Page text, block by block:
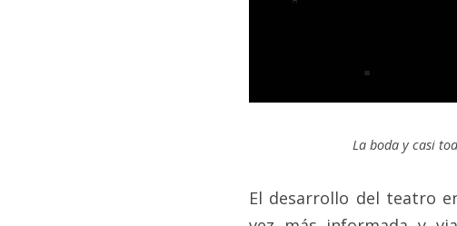
La boda y casi
El desarrollo del teatro